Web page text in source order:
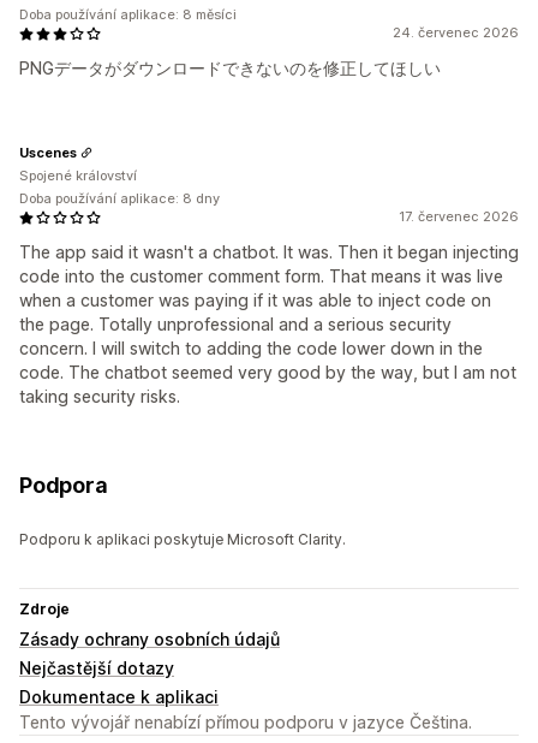
24. červenec 2026
PNGデータがダウンロードできないのを修正してほしい
Doba používání aplikace: 8 měsíci
17. červenec 2026
The app said it wasn't a chatbot. It was. Then it began injecting
code into the customer comment form. That means it was live
when a customer was paying if it was able to inject code on
the page. Totally unprofessional and a serious security
concern. I will switch to adding the code lower down in the
code. The chatbot seemed very good by the way, but I am not
taking security risks.
Uscenes
Spojené království
Doba používání aplikace: 8 dny
Podpora
Podporu k aplikaci poskytuje Microsoft Clarity.
Zdroje
Zásady ochrany osobních údajů
Nejčastější dotazy
Dokumentace k aplikaci
Tento vývojář nenabízí přímou podporu v jazyce Čeština.